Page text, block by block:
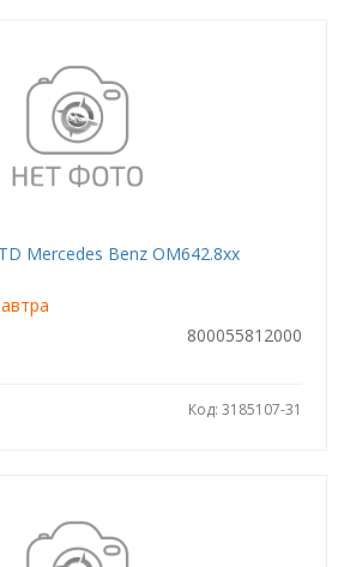
Mercedes Benz OM642.8xx
800055812000
Код: 3185107-31